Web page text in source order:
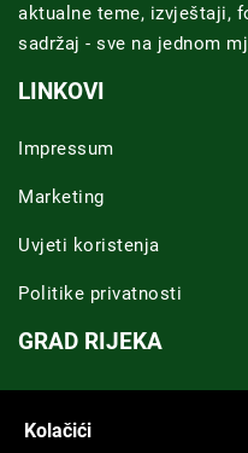
aktualne teme, izvještaji,
sadržaj - sve na jednom
LINKOVI
Impressum
Marketing
Uvjeti koristenja
Politike privatnosti
GRAD RIJEKA
Kolačići